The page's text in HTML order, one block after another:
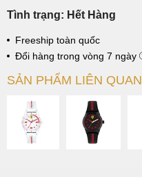
Tình trạng: Hết Hàng
Freeship toàn quốc
Đổi hàng trong vòng 7 ngày
SẢN PHẨM LIÊN QUAN